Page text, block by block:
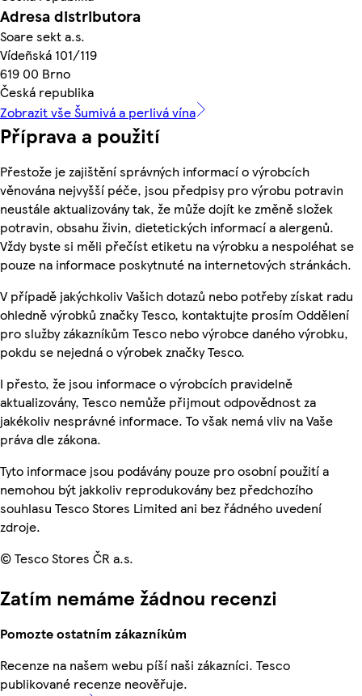
Adresa distributora
Soare sekt a.s.
Vídeñská 101/119
619 00 Brno
Česká republika
Zobrazit vše Šumivá a perlivá vína
Příprava a použití
Přestože je zajištění správných informací o výrobcích
věnována nejvyšší péče, jsou předpisy pro výrobu potravin
neustále aktualizovány tak, že může dojít ke změně složek
potravin, obsahu živin, dietetických informací a alergenů.
Vždy byste si měli přečíst etiketu na výrobku a nespoléhat se
pouze na informace poskytnuté na internetových stránkách.
V případě jakýchkoliv Vašich dotazů nebo potřeby získat radu
ohledně výrobků značky Tesco, kontaktujte prosím Oddělení
pro služby zákazníkům Tesco nebo výrobce daného výrobku,
pokdu se nejedná o výrobek značky Tesco.
I přesto, že jsou informace o výrobcích pravidelně
aktualizovány, Tesco nemůže přijmout odpovědnost za
jakékoliv nesprávné informace. To však nemá vliv na Vaše
práva dle zákona.
Tyto informace jsou podávány pouze pro osobní použití a
nemohou být jakkoliv reprodukovány bez předchozího
souhlasu Tesco Stores Limited ani bez řádného uvedení
zdroje.
© Tesco Stores ČR a.s.
Zatím nemáme žádnou recenzi
Pomozte ostatním zákazníkům
Recenze na našem webu píší naši zákazníci. Tesco
publikované recenze neověřuje.